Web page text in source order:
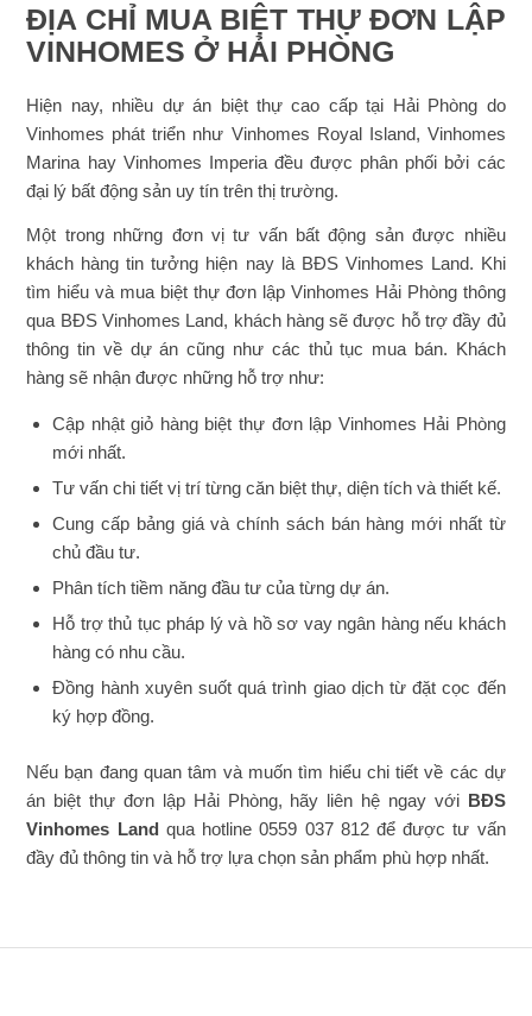
ĐỊA CHỈ MUA BIỆT THỰ ĐƠN LẬP
VINHOMES Ở HẢI PHÒNG
Hiện nay, nhiều dự án biệt thự cao cấp tại Hải Phòng do
Vinhomes phát triển như Vinhomes Royal Island, Vinhomes
Marina hay Vinhomes Imperia đều được phân phối bởi các
đại lý bất động sản uy tín trên thị trường.
Một trong những đơn vị tư vấn bất động sản được nhiều
khách hàng tin tưởng hiện nay là BĐS Vinhomes Land. Khi
tìm hiểu và mua biệt thự đơn lập Vinhomes Hải Phòng thông
qua BĐS Vinhomes Land, khách hàng sẽ được hỗ trợ đầy đủ
thông tin về dự án cũng như các thủ tục mua bán. Khách
hàng sẽ nhận được những hỗ trợ như:
Cập nhật giỏ hàng biệt thự đơn lập Vinhomes Hải Phòng
mới nhất.
Tư vấn chi tiết vị trí từng căn biệt thự, diện tích và thiết kế.
Cung cấp bảng giá và chính sách bán hàng mới nhất từ
chủ đầu tư.
Phân tích tiềm năng đầu tư của từng dự án.
Hỗ trợ thủ tục pháp lý và hồ sơ vay ngân hàng nếu khách
hàng có nhu cầu.
Đồng hành xuyên suốt quá trình giao dịch từ đặt cọc đến
ký hợp đồng.
Nếu bạn đang quan tâm và muốn tìm hiểu chi tiết về các dự
án biệt thự đơn lập Hải Phòng, hãy liên hệ ngay với BĐS
Vinhomes Land qua hotline 0559 037 812 để được tư vấn
đầy đủ thông tin và hỗ trợ lựa chọn sản phẩm phù hợp nhất.